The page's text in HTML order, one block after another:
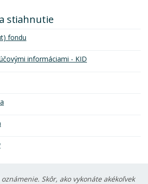
stiahnutie
fondu
informáciami - KID
Skôr, ako vykonáte akékoľvek